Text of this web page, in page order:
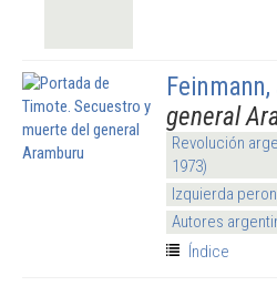
Feinmann,
general
Revolución
1973)
Izquierda
Autores
Índice